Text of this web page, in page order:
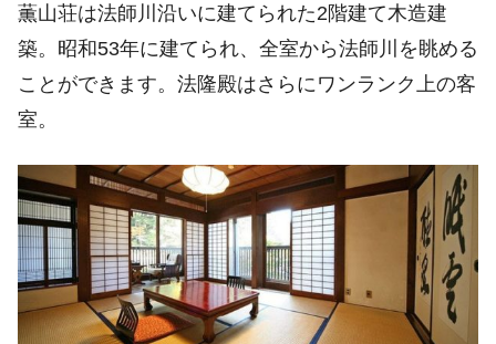
薫山荘は法師川沿いに建てられた2階建て木造建
築。昭和53年に建てられ、全室から法師川を眺める
ことができます。法隆殿はさらにワンランク上の客
室。